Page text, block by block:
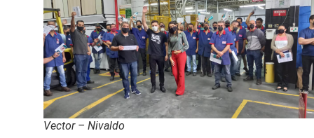
Vector – Nivaldo